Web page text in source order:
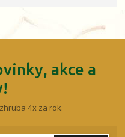
akce a
4x za rok.